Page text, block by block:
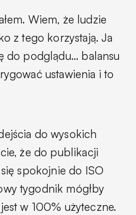
Wiem, że ludzie
z tego korzystają. Ja
do podglądu... balansu
ustawienia i to
do wysokich
że do publikacji
spokojnie do ISO
tygodnik mógłby
w 100% użyteczne.